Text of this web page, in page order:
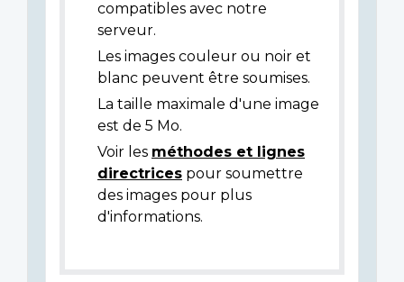
compatibles avec notre
serveur.
Les images couleur ou noir et
blanc peuvent être soumises.
La taille maximale d'une image
est de 5 Mo.
Voir les méthodes et lignes
directrices pour soumettre
des images pour plus
d'informations.